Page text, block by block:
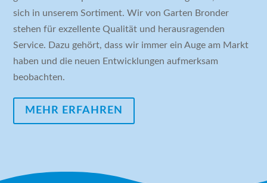
sich in unserem Sortiment. Wir von Garten Bronder
stehen für exzellente Qualität und herausragenden
Service. Dazu gehört, dass wir immer ein Auge am Markt
haben und die neuen Entwicklungen aufmerksam
beobachten.
MEHR ERFAHREN